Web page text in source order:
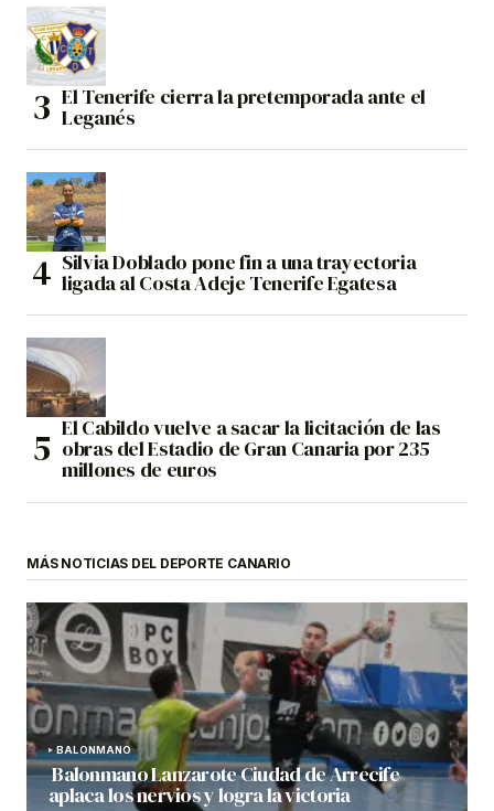
El Tenerife cierra la pretemporada ante el
Leganés
Silvia Doblado pone fin a una trayectoria
ligada al Costa Adeje Tenerife Egatesa
El Cabildo vuelve a sacar la licitación de las
obras del Estadio de Gran Canaria por 235
millones de euros
MÁS NOTICIAS DEL DEPORTE CANARIO
BALONMANO
Balonmano Lanzarote Ciudad de Arrecife
aplaca los nervios y logra la victoria